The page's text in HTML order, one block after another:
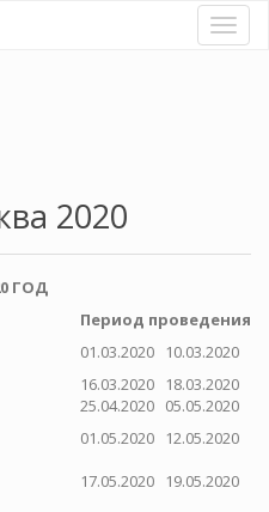
2020
ГОД
Период проведения
01.03.2020
10.03.2020
16.03.2020
18.03.2020
25.04.2020 05.05.2020
01.05.2020
12.05.2020
17.05.2020
19.05.2020